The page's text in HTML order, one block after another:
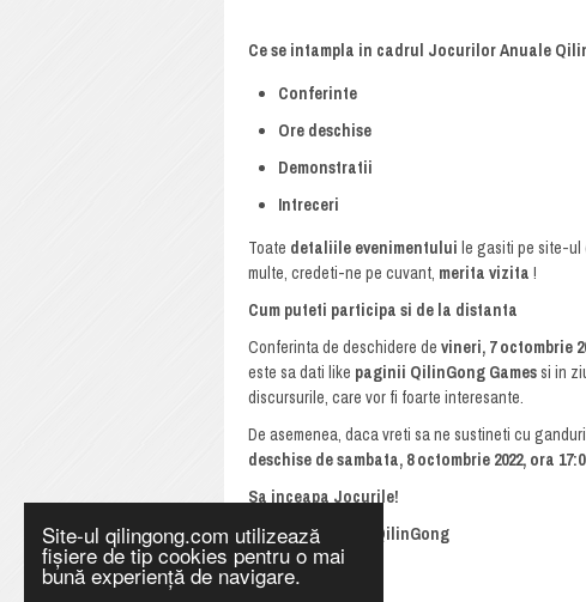
Site-ul qilingong.com utilizează
fișiere de tip cookies pentru o mai
bună experiență de navigare.
Ce se intampla in cadrul Jocurilor Anuale
Conferinte
Ore deschise
Demonstratii
Intreceri
Toate detaliile evenimentului le gasiti pe site-ul
multe, credeti-ne pe cuvant, merita vizita !
Cum puteti participa si de la distanta
Conferinta de deschidere de vineri, 7 octombrie
este sa dati like paginii QilinGong Games si in
discursurile, care vor fi foarte interesante.
De asemenea, daca vreti sa ne sustineti cu
deschise de sambata, 8 octombrie 2022, ora
Sa inceapa Jocurile!
Echipa Jocurilor QilinGong